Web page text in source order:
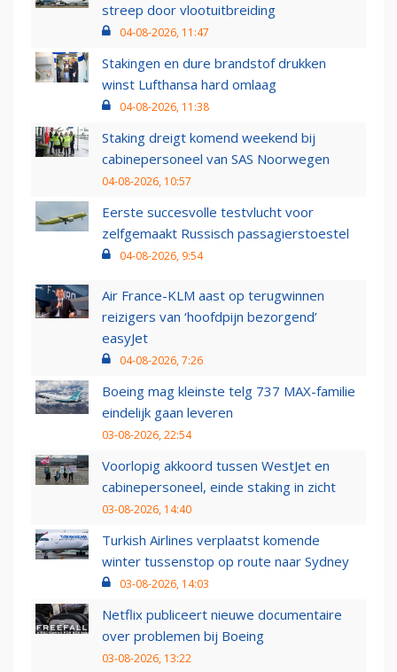
streep door vlootuitbreiding
04-08-2026, 11:47
Stakingen en dure brandstof drukken
winst Lufthansa hard omlaag
04-08-2026, 11:38
Staking dreigt komend weekend bij
cabinepersoneel van SAS Noorwegen
04-08-2026, 10:57
Eerste succesvolle testvlucht voor
zelfgemaakt Russisch passagierstoestel
04-08-2026, 9:54
Air France-KLM aast op terugwinnen
reizigers van ‘hoofdpijn bezorgend’
easyJet
04-08-2026, 7:26
Boeing mag kleinste telg 737 MAX-familie
eindelijk gaan leveren
03-08-2026, 22:54
Voorlopig akkoord tussen WestJet en
cabinepersoneel, einde staking in zicht
03-08-2026, 14:40
Turkish Airlines verplaatst komende
winter tussenstop op route naar Sydney
03-08-2026, 14:03
Netflix publiceert nieuwe documentaire
over problemen bij Boeing
03-08-2026, 13:22